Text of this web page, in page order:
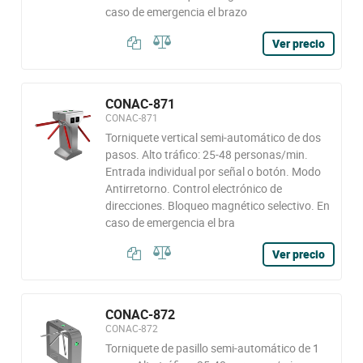
caso de emergencia el brazo
Ver precio
CONAC-871
CONAC-871
Torniquete vertical semi-automático de dos
pasos. Alto tráfico: 25-48 personas/min.
Entrada individual por señal o botón. Modo
Antirretorno. Control electrónico de
direcciones. Bloqueo magnético selectivo. En
caso de emergencia el bra
Ver precio
CONAC-872
CONAC-872
Torniquete de pasillo semi-automático de 1